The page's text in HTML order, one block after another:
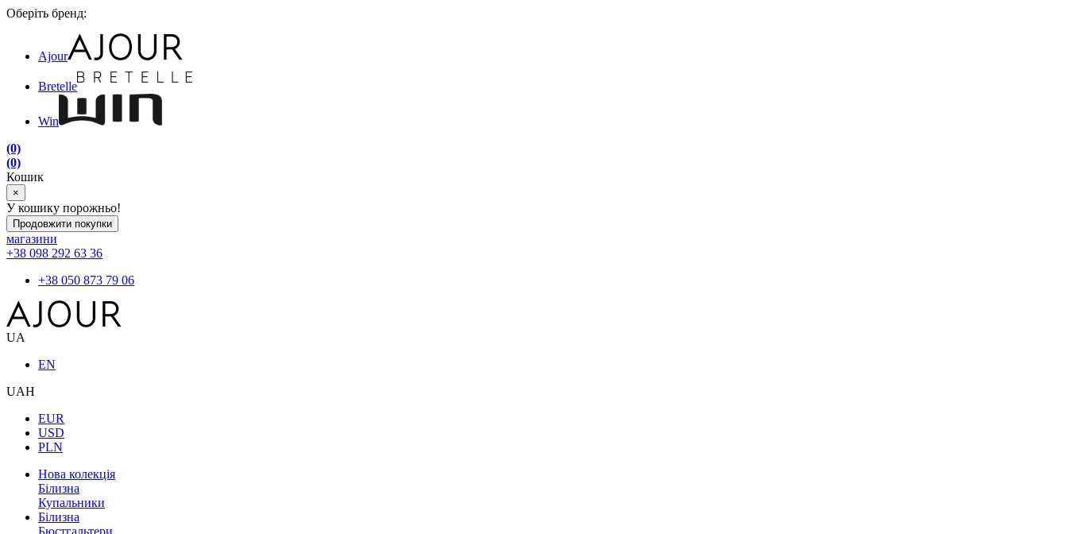
Оберіть бренд:
Ajour
Bretelle
Win
(0)
(0)
Кошик
×
У кошику порожньо!
Продовжити покупки
магазини
+38 098 292 63 36
+38 050 873 79 06
UA
EN
UAH
EUR
USD
PLN
Нова колекція
Білизна
Купальники
Білизна
Бюстгальтери